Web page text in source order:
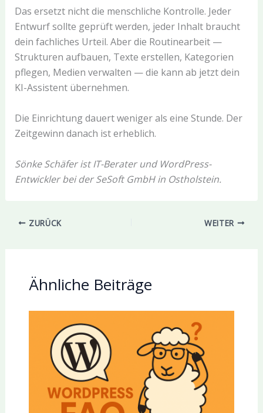
Das ersetzt nicht die menschliche Kontrolle. Jeder
Entwurf sollte geprüft werden, jeder Inhalt braucht
dein fachliches Urteil. Aber die Routinearbeit —
Strukturen aufbauen, Texte erstellen, Kategorien
pflegen, Medien verwalten — die kann ab jetzt dein
KI-Assistent übernehmen.
Die Einrichtung dauert weniger als eine Stunde. Der
Zeitgewinn danach ist erheblich.
Sönke Schäfer ist IT-Berater und WordPress-
Entwickler bei der SeSoft GmbH in Ostholstein.
ZURÜCK WEITER
Ähnliche Beiträge